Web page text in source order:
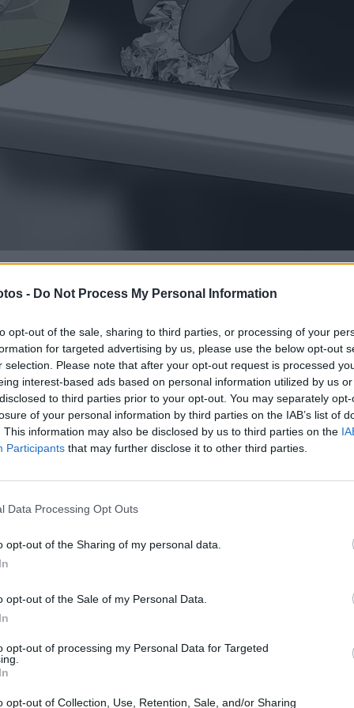
- Do Not Process My Personal Information
opt-out of the sale, sharing to third parties, or processing of your
for targeted advertising by us, please use the below opt-out
selection. Please note that after your opt-out request is processed
interest-based ads based on personal information utilized by us
to third parties prior to your opt-out. You may separately
of your personal information by third parties on the IAB’s list of
This information may also be disclosed by us to third parties on the
Participants that may further disclose it to other third parties.
Data Processing Opt Outs
opt-out of the Sharing of my personal data.
opt-out of the Sale of my Personal Data.
opt-out of processing my Personal Data for Targeted
opt-out of Collection, Use, Retention, Sale, and/or Sharing
com o papel-alumínio embebido na tigela com água,
do que possa pensar, não é preciso aplicar muita
fricção suave é suficiente para produzir o óxido de
corretamente, a ferrugem desaparecerá
trocar o papel alumínio de vez em quando: como regra
cada 30 cm, mas você mesmo perceberá quando será
eficácia. Se a superfície cromada já estiver danificada pela
sem apertá-lo muito, molhe-o em água e esfregue-o um pouco
papel alumínio suavizarão a área danificada e removerão
você provavelmente não consiga restaurar o brilho
removida toda a oxidação, resta apenas limpar as peças da
húmida ou diretamente com a mangueira de jardim.
pano de microfibra limpo e resista à tentação de deixar o
manchas de água desagradáveis.